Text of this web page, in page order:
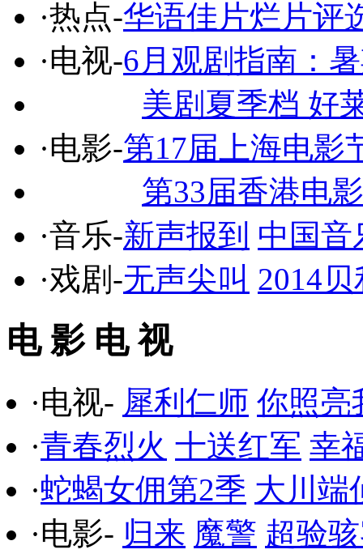
·热点-华语佳片烂片评
·电视-6月观剧指南：
美剧夏季档 好
·电影-第17届上海电影
第33届香港电
·音乐-新声报到 中国音
·戏剧-无声尖叫 2014
电 影 电 视
·电视- 犀利仁师 你照亮
·青春烈火 十送红军 幸
·蛇蝎女佣第2季 大川端
·电影- 归来 魔警 超验